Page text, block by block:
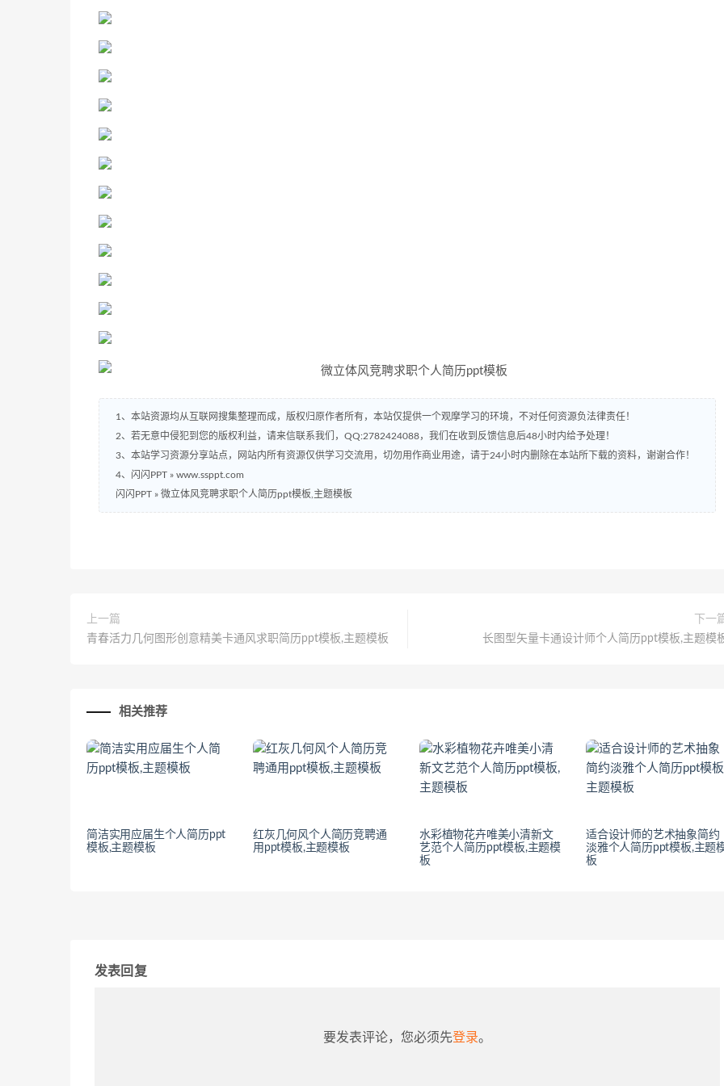
1、本站资源均从互联网搜集整理而成，版权归原作者所有，本站仅提供一个观摩学习的环境，不对任何资源负法律责任！
2、若无意中侵犯到您的版权利益，请来信联系我们，QQ:2782424088，我们在收到反馈信息后48小时内给予处理！
3、本站学习资源分享站点，网站内所有资源仅供学习交流用，切勿用作商业用途，请于24小时内删除在本站所下载的资料，谢谢合作！
4、闪闪PPT » www.ssppt.com
闪闪PPT » 微立体风竞聘求职个人简历ppt模板,主题模板
上一篇
青春活力几何图形创意精美卡通风求职简历ppt模板,主题模板
下一
长图型矢量卡通设计师个人简历ppt模板,主题模
相关推荐
简洁实用应届生个人简历ppt
模板,主题模板
红灰几何风个人简历竞聘通
用ppt模板,主题模板
水彩植物花卉唯美小清新文
艺范个人简历ppt模板,主题模
板
适合设计师的艺术抽象简约
淡雅个人简历ppt模板,主题
板
发表回复
要发表评论，您必须先登录。